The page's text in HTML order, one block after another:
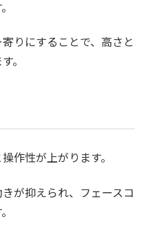
りにすることで、高さと
。
作性が上がります。
が抑えられ、フェースコ